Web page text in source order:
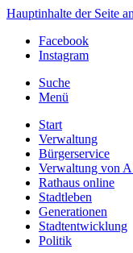
Hauptinhalte der Seite
Facebook
Instagram
Suche
Menü
Start
Verwaltung
Bürgerservice
Verwaltung von
Rathaus online
Stadtleben
Generationen
Stadtentwicklung
Politik